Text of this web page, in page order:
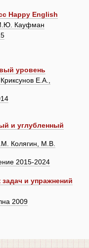
Happy English
Кауфман
уровень
Е.А.,
и углубленный
Колягин, М.В.
2015-2024
и упражнений
2009